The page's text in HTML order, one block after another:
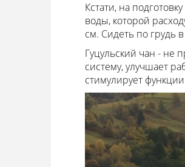
Кстати, на
воды, которой
см. Сидеть по грудь
Гуцульский чан - не
систему, улучшает
стимулирует